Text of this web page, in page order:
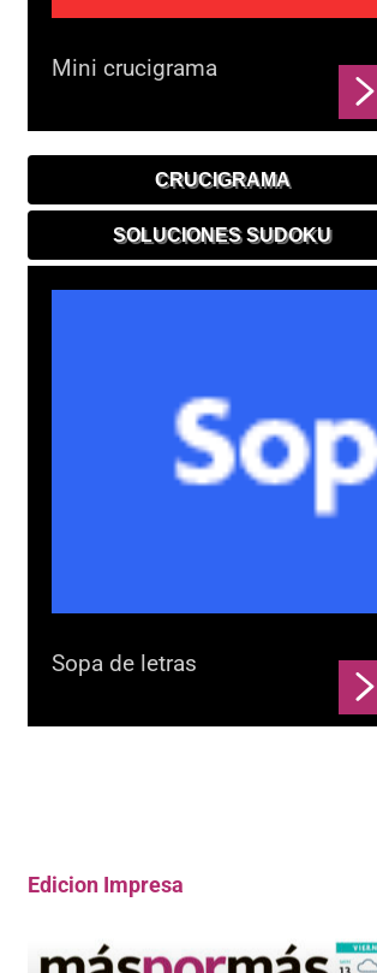
Mini crucigrama
CRUCIGRAMA
SOLUCIONES SUDOKU
Sopa de letras
Edicion Impresa